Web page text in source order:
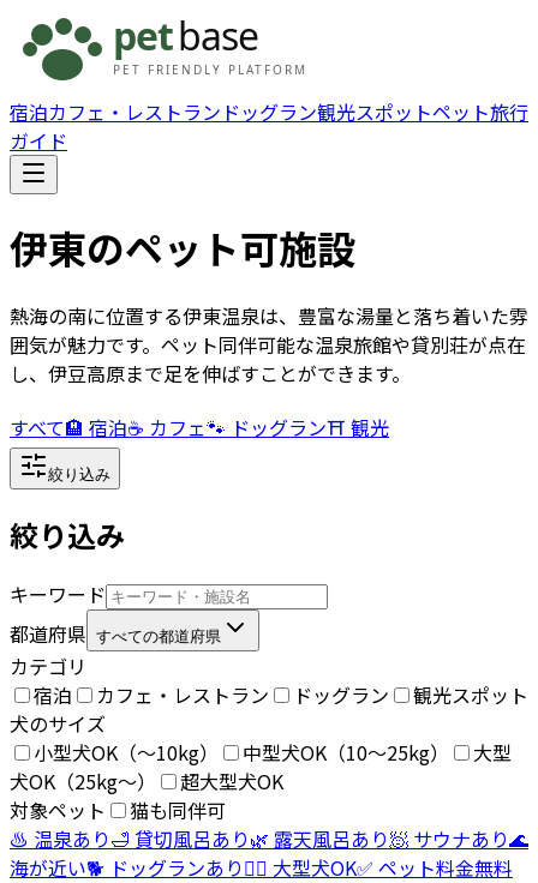
宿泊カフェ・レストラン ドッグラン観光スポットペット旅行
ガイド
伊東のペット可施設
熱海の南に位置する伊東温泉は、豊富な湯量と落ち着いた雰
囲気が魅力です。ペット同伴可能な温泉旅館や貸別荘が点在
し、伊豆高原まで足を伸ばすことができます。
すべて🏨 宿泊☕ カフェ🐾 ドッグラン⛩️ 観光
絞り込み
絞り込み
キーワード
都道府県 すべての都道府県
カテゴリ
宿泊
カフェ・レストラン ドッグラン
観光スポット
犬のサイズ
小型犬OK（〜10kg）
中型犬OK（10〜25kg）
大型
犬OK（25kg〜）
超大型犬OK
対象ペット
猫も同伴可
♨️ 温泉あり🛁 貸切風呂あり🌿 露天風呂あり🧖 サウナあり🌊
海が近い🐕 ドッグランあり🐕‍🦺 大型犬OK✅ ペット料金無料